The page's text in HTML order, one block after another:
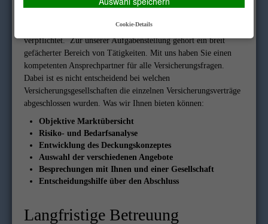
Als Versicherungsmakler sind wir ausschließlich unseren Kunden
verpflichtet. Zur unserer Aufgabenstellung gehört ein breit
gefächerter Bereich von Tätigkeiten. Mit uns haben Sie einen
kompetenten Ansprechpartner für alle Versicherungsfragen.
Dabei ist es nicht entscheidend bei welchen
Versicherungsgesellschaften die einzelnen Versicherungsverträge
abgeschlossen wurden. Was wir Ihnen bieten können:
Objektive Marktübersicht
Risiko- und Bedarfsanalyse
Entwicklung des Deckungskonzeptes
Auswahl der verschiedenen Angebote
Besprechungen mit Ihnen und einer Gesellschaft
Entscheidungshilfe über den Abschluss
Langfristige Betreuung
Cookie-Details